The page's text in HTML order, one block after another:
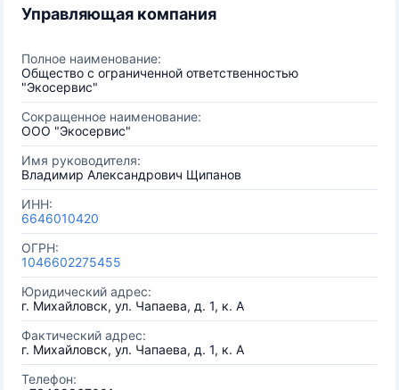
Управляющая компания
Полное наименование:
Общество с ограниченной ответственностью
"Экосервис"
Сокращенное наименование:
ООО "Экосервис"
Имя руководителя:
Владимир Александрович Щипанов
ИНН:
6646010420
ОГРН:
1046602275455
Юридический адрес:
г. Михайловск, ул. Чапаева, д. 1, к. А
Фактический адрес:
г. Михайловск, ул. Чапаева, д. 1, к. А
Телефон: